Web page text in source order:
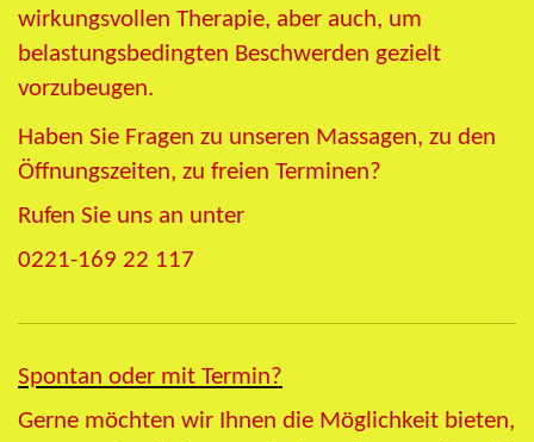
wirkungsvollen Therapie, aber auch, um
belastungsbedingten Beschwerden gezielt
vorzubeugen.
Haben Sie Fragen zu unseren Massagen, zu den
Öffnungszeiten, zu freien Terminen?
Rufen Sie uns an unter
0221-169 22 117
Spontan oder mit Termin?
Gerne möchten wir Ihnen die Möglichkeit bieten,